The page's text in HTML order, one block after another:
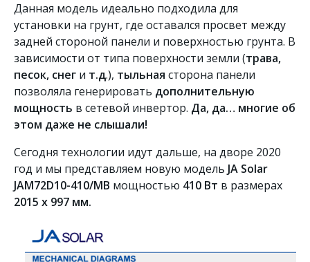
Данная модель идеально подходила для
установки на грунт, где оставался просвет между
задней стороной панели и поверхностью грунта. В
зависимости от типа поверхности земли (трава,
песок, снег и т.д.), тыльная сторона панели
позволяла генерировать дополнительную
мощность в сетевой инвертор. Да, да… многие об
этом даже не слышали!
Сегодня технологии идут дальше, на дворе 2020
год и мы представляем новую модель JA Solar
JAM72D10-410/MB мощностью 410 Вт в размерах
2015 х 997 мм.